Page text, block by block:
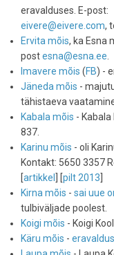
eravalduses. E-post:
eivere@eivere.com,
Ervita mõis, ka Esna
postesna@esna.ee.
Imavere mõis (FB) -
Jäneda mõis -
tähistaeva
Kabala mõis -
837.
Karinu mõis - oli
Kontakt: 5650 3357
[artikkel ] [pilt 2013
Kirna mõis - sai uue
tulbiväljade poolest.
Koigi mõis - Koigi
Käru mõis -